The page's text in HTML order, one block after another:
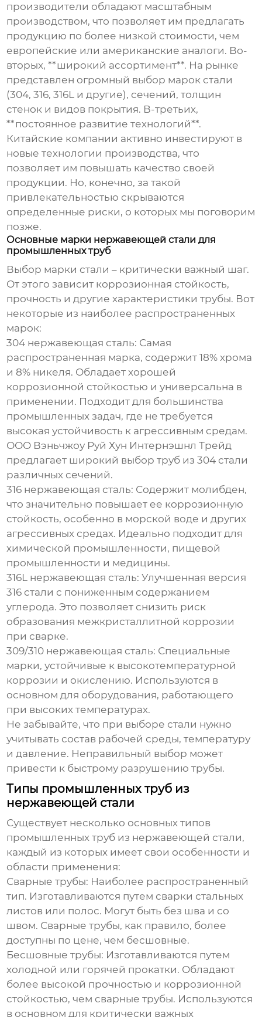
производители обладают масштабным
производством, что позволяет им предлагать
продукцию по более низкой стоимости, чем
европейские или американские аналоги. Во-
вторых, **широкий ассортимент**. На рынке
представлен огромный выбор марок стали
(304, 316, 316L и другие), сечений, толщин
стенок и видов покрытия. В-третьих,
**постоянное развитие технологий**.
Китайские компании активно инвестируют в
новые технологии производства, что
позволяет им повышать качество своей
продукции. Но, конечно, за такой
привлекательностью скрываются
определенные риски, о которых мы поговорим
позже.
Основные марки нержавеющей стали для
промышленных труб
Выбор марки стали – критически важный шаг.
От этого зависит коррозионная стойкость,
прочность и другие характеристики трубы. Вот
некоторые из наиболее распространенных
марок:
304 нержавеющая сталь: Самая
распространенная марка, содержит 18% хрома
и 8% никеля. Обладает хорошей
коррозионной стойкостью и универсальна в
применении. Подходит для большинства
промышленных задач, где не требуется
высокая устойчивость к агрессивным средам.
ООО Вэньчжоу Руй Хун Интернэшнл Трейд
предлагает широкий выбор труб из 304 стали
различных сечений.
316 нержавеющая сталь: Содержит молибден,
что значительно повышает ее коррозионную
стойкость, особенно в морской воде и других
агрессивных средах. Идеально подходит для
химической промышленности, пищевой
промышленности и медицины.
316L нержавеющая сталь: Улучшенная версия
316 стали с пониженным содержанием
углерода. Это позволяет снизить риск
образования межкристаллитной коррозии
при сварке.
309/310 нержавеющая сталь: Специальные
марки, устойчивые к высокотемпературной
коррозии и окислению. Используются в
основном для оборудования, работающего
при высоких температурах.
Не забывайте, что при выборе стали нужно
учитывать состав рабочей среды, температуру
и давление. Неправильный выбор может
привести к быстрому разрушению трубы.
Типы промышленных труб из
нержавеющей стали
Существует несколько основных типов
промышленных труб из нержавеющей стали,
каждый из которых имеет свои особенности и
области применения:
Сварные трубы: Наиболее распространенный
тип. Изготавливаются путем сварки стальных
листов или полос. Могут быть без шва и со
швом. Сварные трубы, как правило, более
доступны по цене, чем бесшовные.
Бесшовные трубы: Изготавливаются путем
холодной или горячей прокатки. Обладают
более высокой прочностью и коррозионной
стойкостью, чем сварные трубы. Используются
в основном для критически важных